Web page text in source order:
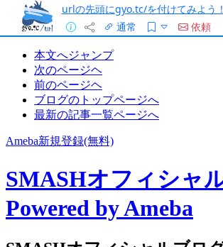
urlの先頭にgyo.tc/を付けてみよう！
通常
依頼